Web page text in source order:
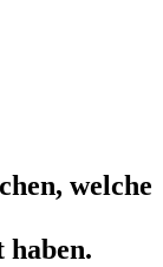
welche
haben.